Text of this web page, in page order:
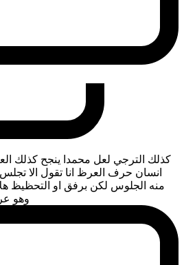
كذلك الترجي لعل محمدا ينجح كذلك
انسان حرف العرظ انا تقول الا
منه الجلوس لكن برفق او التحظيظ
وهو